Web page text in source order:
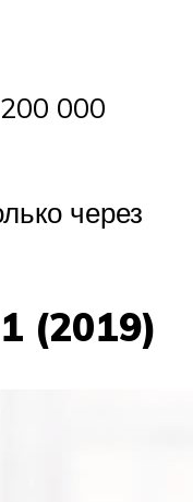
000
через
(2019)